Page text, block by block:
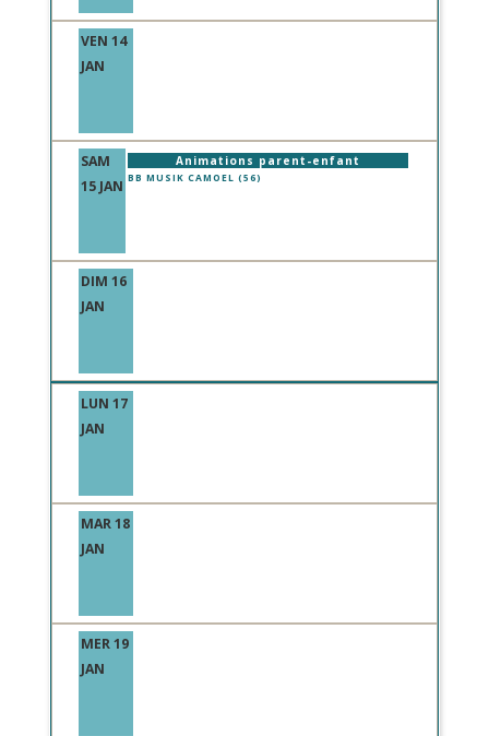
VEN 14
JAN
SAM
15 JAN
Animations parent-enfant
BB MUSIK CAMOEL (56)
DIM 16
JAN
LUN 17
JAN
MAR 18
JAN
MER 19
JAN